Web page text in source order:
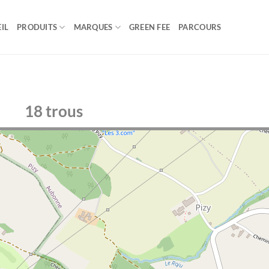
PRODUITS MARQUES GREEN FEE PARCOURS
18 trous